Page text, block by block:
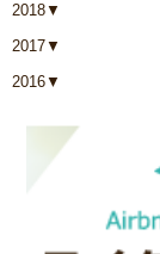
2018▼
2017▼
2016▼